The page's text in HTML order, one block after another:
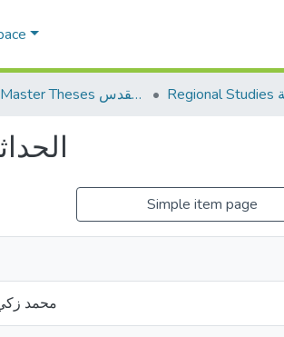
AQU Master Theses الرسائل الجامعية الخاصة بجامعة القدس
Simple item page
محمد